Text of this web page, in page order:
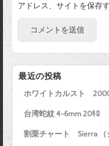
アドレス、サイトを保存す
最近の投稿
ホワイトカルスト
台湾蛇紋 4-6mm 20ｷﾛ
割栗チャート Sierra （